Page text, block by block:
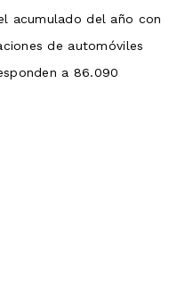
acumulado del año con
de automóviles
a 86.090